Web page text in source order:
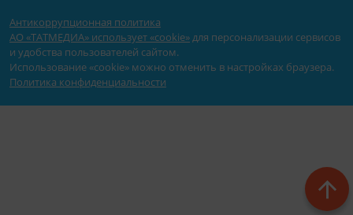
Антикоррупционная политика
АО «ТАТМЕДИА» использует «cookie»для персонализации сервисов
и удобства пользователей сайтом.
Использование «cookie» можно отменить в настройках браузера.
Политика конфиденциальности